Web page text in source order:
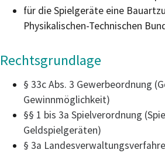
für die Spielgeräte eine
Physikalischen-Technischen
Rechtsgrundlage
§ 33c Abs. 3 Gewerbeordnung
Gewinnmöglichkeit)
§§ 1 bis 3a Spielverordnung
Geldspielgeräten)
§ 3a